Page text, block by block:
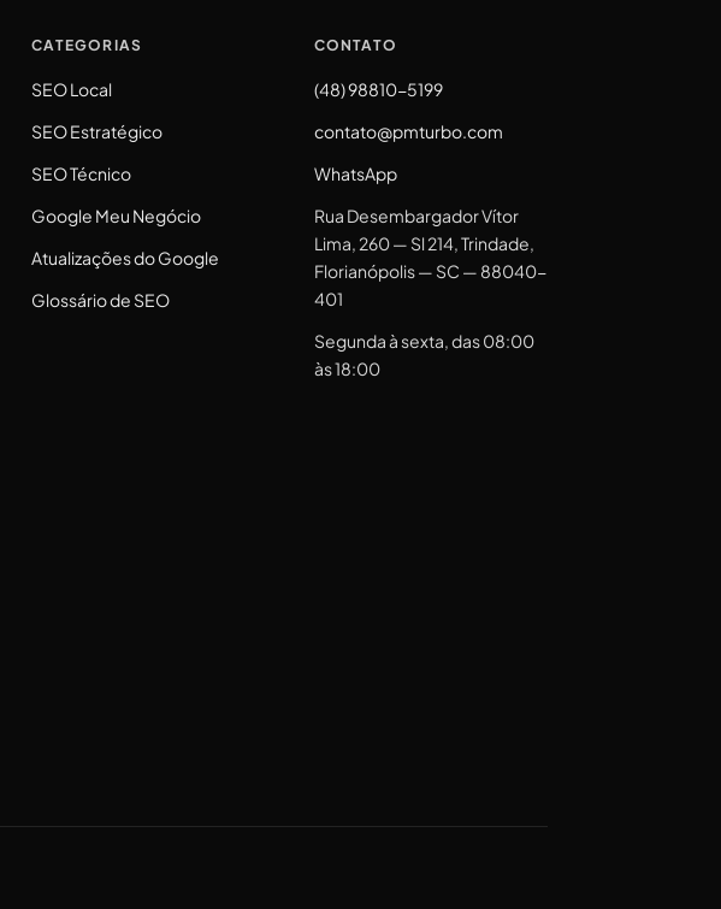
CATEGORIAS
SEO Local
SEO Estratégico
SEO Técnico
Google Meu Negócio
Atualizações do Google
Glossário de SEO
CONTATO
(48) 98810-5199
contato@pmturbo.com
WhatsApp
Rua Desembargador Vítor
Lima, 260 — Sl 214, Trindade,
Florianópolis — SC — 88040-
401
Segunda à sexta, das 08:00
às 18:00